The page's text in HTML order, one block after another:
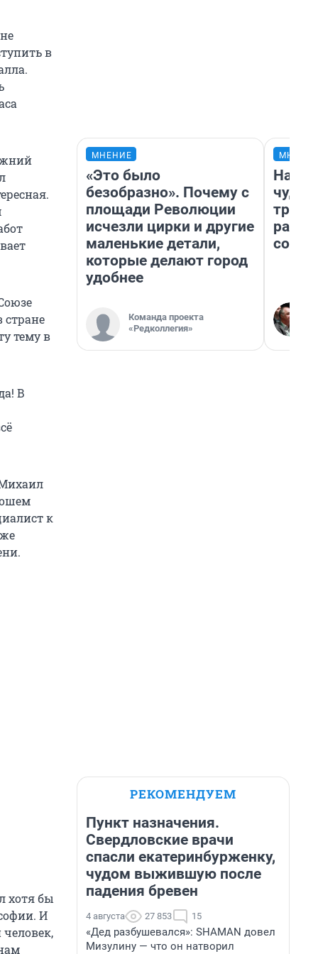
в
стране
тему в
В
к
хотя бы
И
МНЕНИЕ
«Это было
безобразно». Почему с
площади Революции
исчезли цирки и другие
маленькие детали,
которые делают город
удобнее
Команда проекта
«Редколлегия»
РЕКОМЕНДУЕМ
Пункт назначения.
Свердловские врачи
спасли екатеринбурженку,
чудом выжившую после
падения бревен
4 августа 27 853 15
«Дед разбушевался»: SHAMAN довел
Мизулину — что он натворил